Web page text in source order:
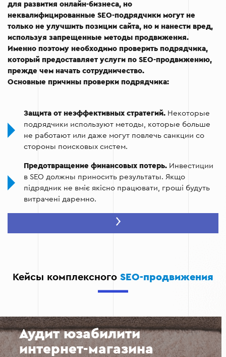
для развития онлайн-бизнеса, но
неквалифицированные SEO-подрядчики могут не
только не улучшить позиции сайта, но и нанести вред,
используя запрещенные методы продвижения.
Именно поэтому необходимо проверить подрядчика,
который предоставляет услуги по SEO-продвижению,
прежде чем начать сотрудничество.
Основные причины проверки подрядчика:
Защита от неэффективных стратегий. Некоторые
подрядчики используют методы, которые больше
не работают или даже могут повлечь санкции со
стороны поисковых систем.
Предотвращение финансовых потерь. Инвестиции
в SEO должны приносить результаты. Якщо
підрядник не вміє якісно працювати, гроші будуть
витрачені даремно.
Убеждение в профессиональности команды.
подрядчик использует запрещенные методы, ваш
сайт может попасть под санкции Google, что
негативно повлияет на видимость и трафик.
подрядчик всегда предоставляет отчеты о
проделанной работе, показателях и стратегии
дальнейшего продвижения.
Кейсы комплексного SEO-продвижения
Аудит юзабилити
интернет-магазина